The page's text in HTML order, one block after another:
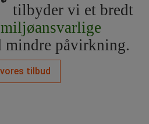
tilbyder vi et bredt
miljøansvarlige
mindre påvirkning.
tilbud